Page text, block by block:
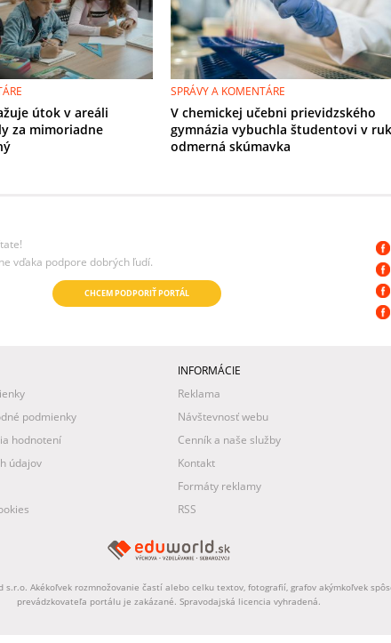
útok v areáli
za mimoriadne
SPRÁVY A KOMENTÁRE
V chemickej učebni prievidzského
gymnázia vybuchla študentovi v
odmerná skúmavka
vďaka podpore dobrých ľudí.
CHCEM PODPORIŤ PORTÁL
podmienky
hodnotení
údajov
INFORMÁCIE
Reklama
Návštevnosť webu
Cenník a naše služby
Kontakt
Formáty reklamy
RSS
Akékoľvek rozmnožovanie častí alebo celku textov, fotografií, grafov akýmkoľvek
prevádzkovateľa portálu je zakázané. Spravodajská licencia vyhradená.